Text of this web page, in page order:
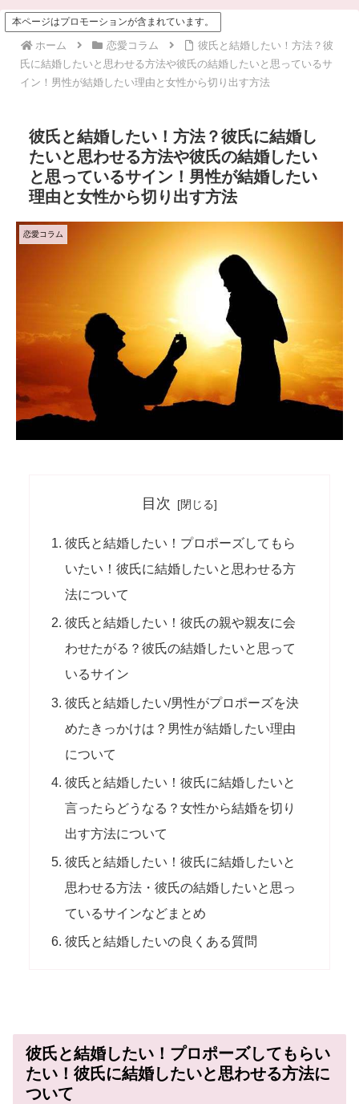
本ページはプロモーションが含まれています。
ホーム 恋愛コラム
彼氏と結婚したい！方法？彼
氏に結婚したいと思わせる方法や彼氏の結婚したいと思っているサ
イン！男性が結婚したい理由と女性から切り出す方法
彼氏と結婚したい！方法？彼氏に結婚し
たいと思わせる方法や彼氏の結婚したい
と思っているサイン！男性が結婚したい
理由と女性から切り出す方法
恋愛コラム
目次
彼氏と結婚したい！プロポーズしてもら
いたい！彼氏に結婚したいと思わせる方
法について
彼氏と結婚したい！彼氏の親や親友に会
わせたがる？彼氏の結婚したいと思って
いるサイン
彼氏と結婚したい/男性がプロポーズを決
めたきっかけは？男性が結婚したい理由
について
彼氏と結婚したい！彼氏に結婚したいと
言ったらどうなる？女性から結婚を切り
出す方法について
彼氏と結婚したい！彼氏に結婚したいと
思わせる方法・彼氏の結婚したいと思っ
ているサインなどまとめ
彼氏と結婚したいの良くある質問
彼氏と結婚したい！プロポーズしてもらい
たい！彼氏に結婚したいと思わせる方法に
ついて